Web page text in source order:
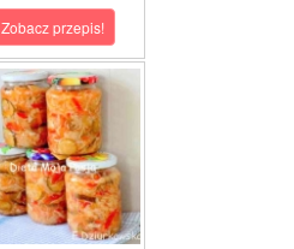
Zobacz przepis!